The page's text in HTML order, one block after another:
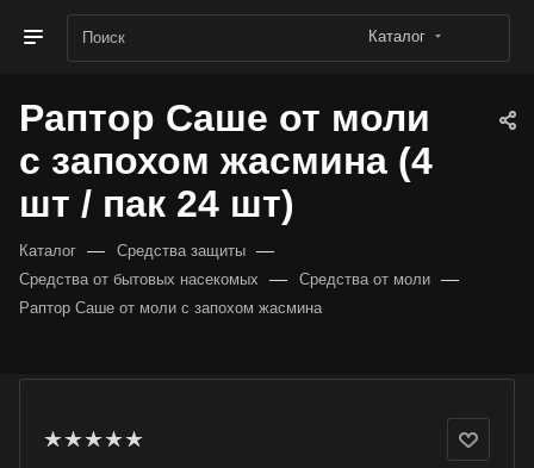
Каталог
Раптор Саше от моли
с запохом жасмина (4
шт / пак 24 шт)
Каталог — Средства защиты —
Средства от бытовых насекомых — Средства от моли —
Раптор Саше от моли с запохом жасмина